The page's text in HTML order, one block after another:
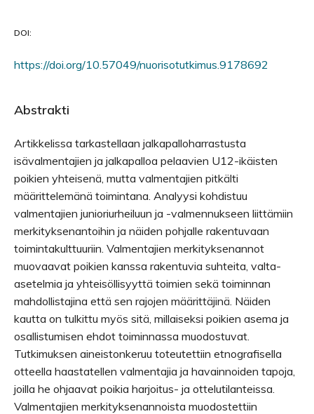
DOI:
https://doi.org/10.57049/nuorisotutkimus.9178692
Abstrakti
Artikkelissa tarkastellaan jalkapalloharrastusta
isävalmentajien ja jalkapalloa pelaavien U12-ikäisten
poikien yhteisenä, mutta valmentajien pitkälti
määrittelemänä toimintana. Analyysi kohdistuu
valmentajien junioriurheiluun ja -valmennukseen liittämiin
merkityksenantoihin ja näiden pohjalle rakentuvaan
toimintakulttuuriin. Valmentajien merkityksenannot
muovaavat poikien kanssa rakentuvia suhteita, valta-
asetelmia ja yhteisöllisyyttä toimien sekä toiminnan
mahdollistajina että sen rajojen määrittäjinä. Näiden
kautta on tulkittu myös sitä, millaiseksi poikien asema ja
osallistumisen ehdot toiminnassa muodostuvat.
Tutkimuksen aineistonkeruu toteutettiin etnografisella
otteella haastatellen valmentajia ja havainnoiden tapoja,
joilla he ohjaavat poikia harjoitus- ja ottelutilanteissa.
Valmentajien merkityksenannoista muodostettiin